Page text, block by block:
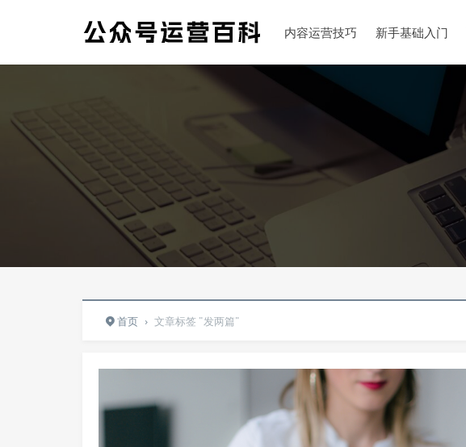
内容运营技巧 新手基础入门
首页 › 文章标签 "发两篇"